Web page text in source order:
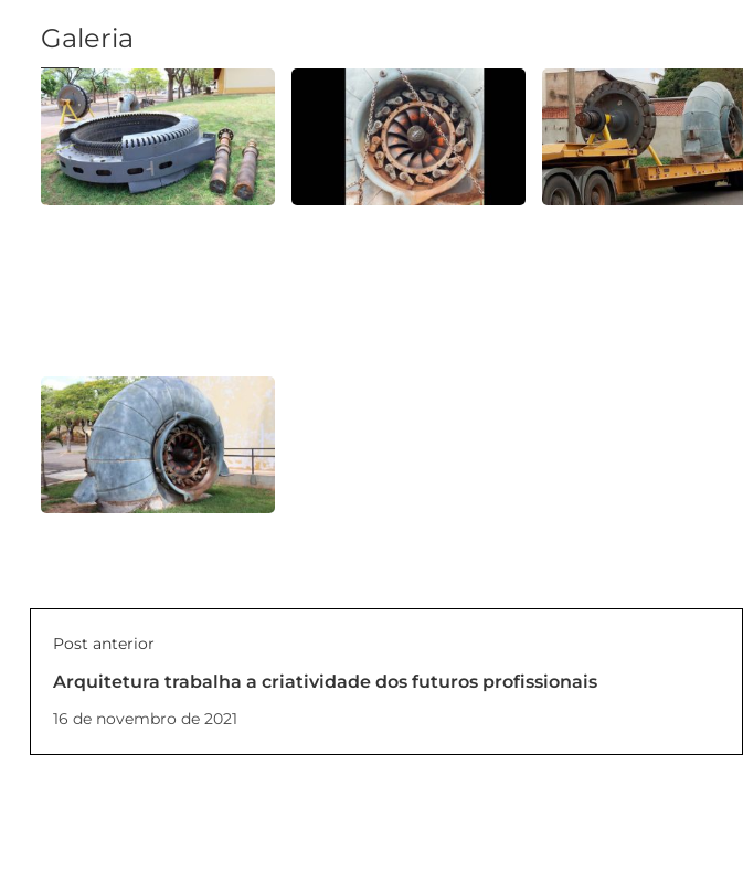
Galeria
Post anterior
Arquitetura trabalha a criatividade dos futuros profissionais
16 de novembro de 2021